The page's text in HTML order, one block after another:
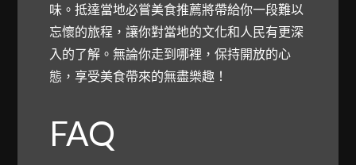
味。抵達當地必嘗美食推薦將帶給你一段難以
忘懷的旅程，讓你對當地的文化和人民有更深
入的了解。無論你走到哪裡，保持開放的心
態，享受美食帶來的無盡樂趣！
FAQ